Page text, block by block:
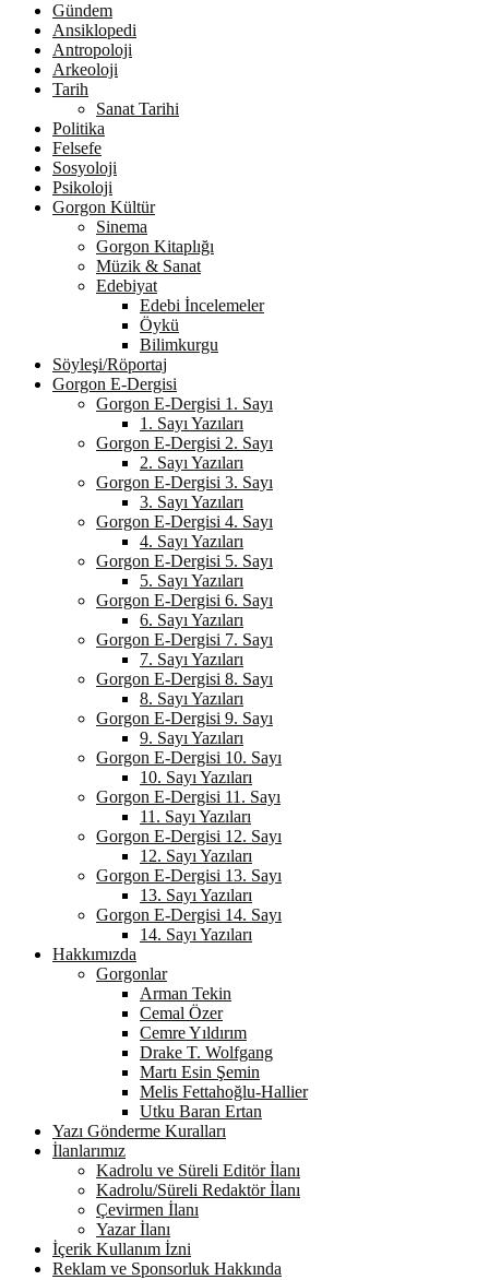
Gündem
Ansiklopedi
Antropoloji
Arkeoloji
Tarih
Sanat Tarihi
Politika
Felsefe
Sosyoloji
Psikoloji
Gorgon Kültür
Sinema
Gorgon Kitaplığı
Müzik & Sanat
Edebiyat
Edebi İncelemeler
Öykü
Bilimkurgu
Söyleşi/Röportaj
Gorgon E-Dergisi
Gorgon E-Dergisi 1. Sayı
1. Sayı Yazıları
Gorgon E-Dergisi 2. Sayı
2. Sayı Yazıları
Gorgon E-Dergisi 3. Sayı
3. Sayı Yazıları
Gorgon E-Dergisi 4. Sayı
4. Sayı Yazıları
Gorgon E-Dergisi 5. Sayı
5. Sayı Yazıları
Gorgon E-Dergisi 6. Sayı
6. Sayı Yazıları
Gorgon E-Dergisi 7. Sayı
7. Sayı Yazıları
Gorgon E-Dergisi 8. Sayı
8. Sayı Yazıları
Gorgon E-Dergisi 9. Sayı
9. Sayı Yazıları
Gorgon E-Dergisi 10. Sayı
10. Sayı Yazıları
Gorgon E-Dergisi 11. Sayı
11. Sayı Yazıları
Gorgon E-Dergisi 12. Sayı
12. Sayı Yazıları
Gorgon E-Dergisi 13. Sayı
13. Sayı Yazıları
Gorgon E-Dergisi 14. Sayı
14. Sayı Yazıları
Hakkımızda
Gorgonlar
Arman Tekin
Cemal Özer
Cemre Yıldırım
Drake T. Wolfgang
Martı Esin Şemin
Melis Fettahoğlu-Hallier
Utku Baran Ertan
Yazı Gönderme Kuralları
İlanlarımız
Kadrolu ve Süreli Editör İlanı
Kadrolu/Süreli Redaktör İlanı
Çevirmen İlanı
Yazar İlanı
İçerik Kullanım İzni
Reklam ve Sponsorluk Hakkında